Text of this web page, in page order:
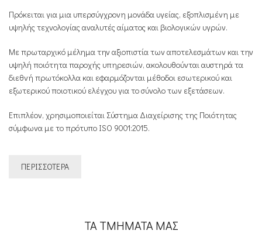
Πρόκειται για μια υπερσύγχρονη μονάδα υγείας, εξοπλισμένη με
υψηλής τεχνολογίας αναλυτές αίματος και βιολογικών υγρών.
Με πρωταρχικό μέλημα την αξιοπιστία των αποτελεσμάτων και την
υψηλή ποιότητα παροχής υπηρεσιών, ακολουθούνται αυστηρά τα
διεθνή πρωτόκολλα και εφαρμόζονται μέθοδοι εσωτερικού και
εξωτερικού ποιοτικού ελέγχου για το σύνολο των εξετάσεων.
Επιπλέον, χρησιμοποιείται Σύστημα Διαχείρισης της Ποιότητας
σύμφωνα με το πρότυπο ISO 9001:2015.
ΠΕΡΙΣΣΌΤΕΡΑ
ΤΑ ΤΜΗΜΑΤΑ ΜΑΣ